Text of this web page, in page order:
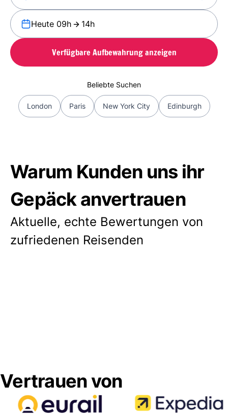
Heute 09h 14h
Verfügbare Aufbewahrung anzeigen
Beliebte Suchen
London Paris New York City Edinburgh
Warum Kunden uns ihr
Gepäck anvertrauen
Aktuelle, echte Bewertungen von
zufriedenen Reisenden
Vertrauen von